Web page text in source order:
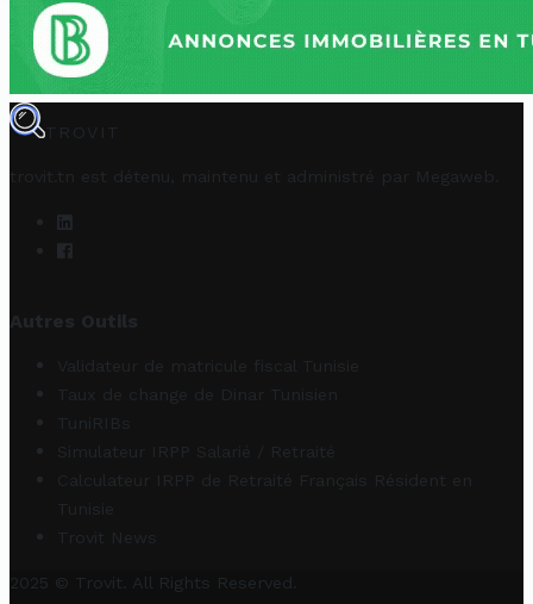
TROVIT
trovit.tn est détenu, maintenu et administré par Megaweb
Autres Outils
Validateur de matricule fiscal Tunisie
Taux de change de Dinar Tunisien
TuniRIBs
Simulateur IRPP Salarié / Retraité
Calculateur IRPP de Retraité Français Résident en
Tunisie
Trovit News
2025 © Trovit. All Rights Reserved.